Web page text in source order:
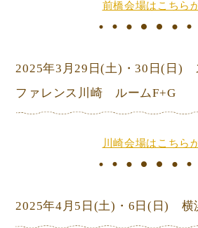
前橋会場はこちら
2025年3月29日(土) ・30日(日)
ファレンス川崎 ルームF+G
川崎会場はこちら
2025年4月5日 (土) ・6日 (日) 横